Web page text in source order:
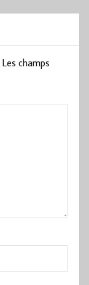
Les champs